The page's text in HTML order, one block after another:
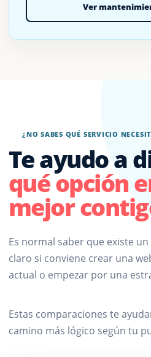
Ver
¿NO SABES QUÉ SERVICIO
Te ayudo a
qué opción
mejor
Es normal saber que existe
claro si conviene crear una
actual o empezar por una
Estas comparaciones te
camino más lógico según tu